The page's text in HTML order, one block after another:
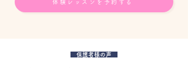
体験レッスンを予約する
保護者様の声